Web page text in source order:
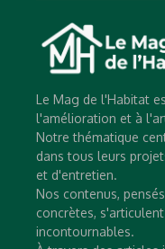
Le Mag de l'Habitat
l'amélioration et à
Notre thématique
dans tous leurs
et d'entretien.
Nos contenus,
concrètes,
incontournables.